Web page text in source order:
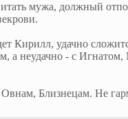
мужа, должный
Кирилл, удачно
а неудачно - с
Близнецам. Не